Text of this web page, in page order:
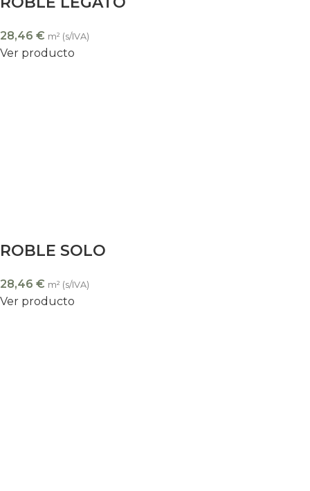
28,46 € m² (s/IVA)
Ver producto
ROBLE SOLO
28,46 € m² (s/IVA)
Ver producto